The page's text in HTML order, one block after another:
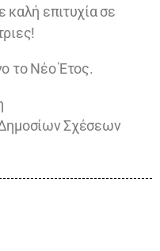
καλή επιτυχία σε
το Νέο Έτος.
Σχέσεων